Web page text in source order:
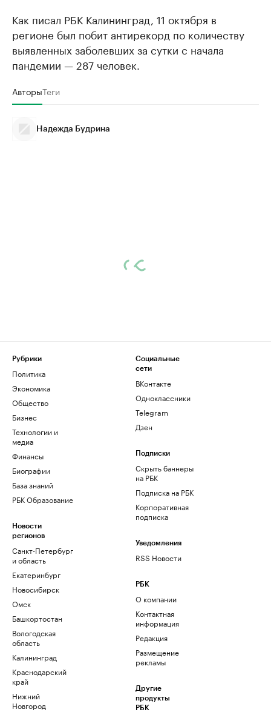
Как писал РБК Калининград, 11 октября в
регионе был побит антирекорд по количеству
выявленных заболевших за сутки с начала
пандемии — 287 человек.
АвторыТеги
Надежда Будрина
Рубрики
Политика
Экономика
Общество
Бизнес
Технологии и
медиа
Финансы
Биографии
База знаний
РБК Образование
Новости
регионов
Санкт-Петербург
и область
Екатеринбург
Новосибирск
Омск
Башкортостан
Вологодская
область
Калининград
Краснодарский
край
Нижний
Новгород
Социальные
сети
ВКонтакте
Одноклассники
Telegram
Дзен
Подписки
Скрыть баннеры
на РБК
Подписка на РБК
Корпоративная
подписка
Уведомления
RSS Новости
РБК
О компании
Контактная
информация
Редакция
Размещение
рекламы
Другие
продукты
РБК